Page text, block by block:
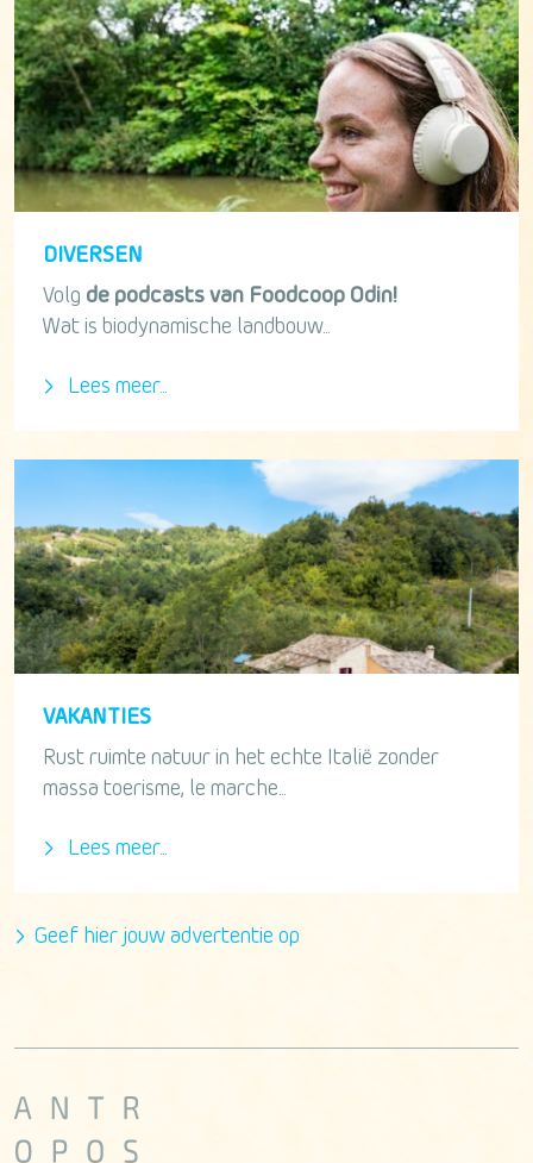
DIVERSEN
Volg de podcasts van Foodcoop Odin!
Wat is biodynamische landbouw...
Lees meer...
VAKANTIES
Rust ruimte natuur in het echte Italië zonder
massa toerisme, le marche...
Lees meer...
Geef hier jouw advertentie op